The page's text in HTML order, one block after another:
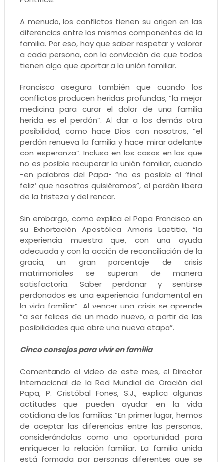
A menudo, los conflictos tienen su origen en las
diferencias entre los mismos componentes de la
familia. Por eso, hay que saber respetar y valorar
a cada persona, con la convicción de que todos
tienen algo que aportar a la unión familiar.
Francisco asegura también que cuando los
conflictos producen heridas profundas, “la mejor
medicina para curar el dolor de una familia
herida es el perdón”. Al dar a los demás otra
posibilidad, como hace Dios con nosotros, “el
perdón renueva la familia y hace mirar adelante
con esperanza”. Incluso en los casos en los que
no es posible recuperar la unión familiar, cuando
-en palabras del Papa- “no es posible el ‘final
feliz’ que nosotros quisiéramos”, el perdón libera
de la tristeza y del rencor.
Sin embargo, como explica el Papa Francisco en
su Exhortación Apostólica Amoris Laetitia, “la
experiencia muestra que, con una ayuda
adecuada y con la acción de reconciliación de la
gracia, un gran porcentaje de crisis
matrimoniales se superan de manera
satisfactoria. Saber perdonar y sentirse
perdonados es una experiencia fundamental en
la vida familiar”. Al vencer una crisis se aprende
“a ser felices de un modo nuevo, a partir de las
posibilidades que abre una nueva etapa”.
Cinco consejos para vivir en familia
Comentando el video de este mes, el Director
Internacional de la Red Mundial de Oración del
Papa, P. Cristóbal Fones, S.J., explica algunas
actitudes que pueden ayudar en la vida
cotidiana de las familias: “En primer lugar, hemos
de aceptar las diferencias entre las personas,
considerándolas como una oportunidad para
enriquecer la relación familiar. La familia unida
está formada por personas diferentes que se